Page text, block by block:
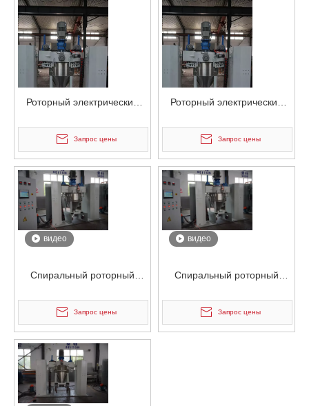
Роторный электрический
смеситель для порошковых
контейнеров
Запрос цены
Роторный электрический
смеситель для порошковых
контейнеров
Запрос цены
видео
Спиральный роторный
смеситель для порошковых
контейнеров
Запрос цены
видео
Спиральный роторный
смеситель для порошковых
контейнеров
Запрос цены